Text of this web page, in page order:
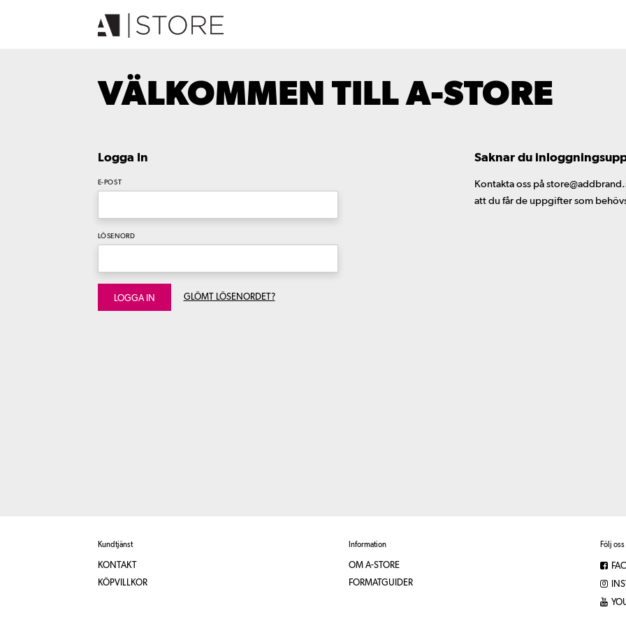
VÄLKOMMEN TILL A-STORE
Logga In
E-POST
LÖSENORD
LOGGA IN GLÖMT LÖSENORDET?
Saknar du
Kontakta oss på
att du får de uppgifter som
Kundtjänst
KONTAKT
KÖPVILLKOR
Information
OM A-STORE
FORMATGUIDER
Följ oss